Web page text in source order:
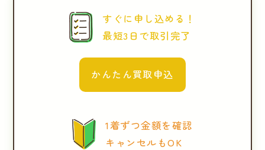
すぐに申し込める！
最短3日で取引完了
かんたん買取申込
1着ずつ金額を確認
キャンセルもOK